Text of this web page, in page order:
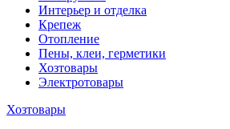
Интерьер и отделка
Крепеж
Отопление
Пены, клеи, герметики
Хозтовары
Электротовары
Хозтовары